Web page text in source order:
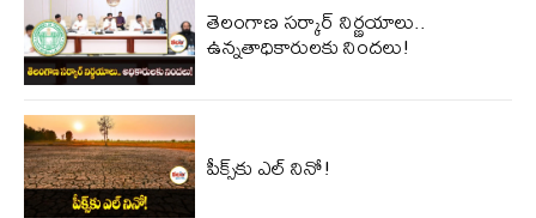
తెలంగాణ సర్కార్ నిర్ణయాలు..
ఉన్నతాధికారులకు నిందలు!
పీక్స్‌కు ఎల్‌ నినో!